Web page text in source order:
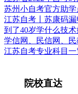
苏州小自考官方助学
江苏自考丨苏康码
到了40岁学什么技
学信网、民信网、
江苏自考专业科目一
院校直达